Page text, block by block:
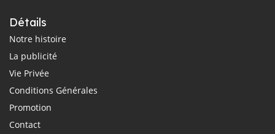
Détails
Notre histoire
La publicité
Vie Privée
Conditions Générales
Promotion
Contact